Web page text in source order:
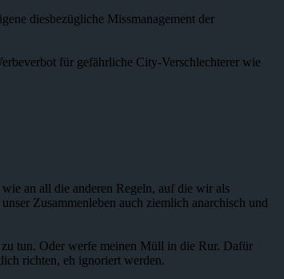
diesbezügliche Missmanagement der
für gefährliche City-Verschlechterer wie
an all die anderen Regeln, auf die wir als
Zusammenleben auch ziemlich anarchisch und
tun. Oder werfe meinen Müll in die Rur. Dafür
richten, eh ignoriert werden.